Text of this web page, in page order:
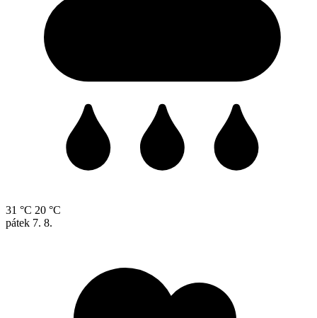
31 °C 20 °C
pátek 7. 8.